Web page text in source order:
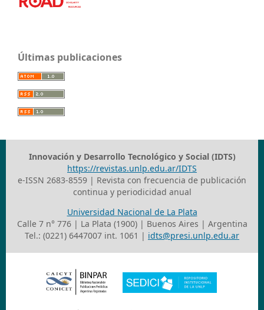
Últimas publicaciones
Innovación y Desarrollo Tecnológico y Social (IDTS)
https://revistas.unlp.edu.ar/IDTS
e-ISSN 2683-8559 | Revista con frecuencia de publicación
continua y periodicidad anual
Universidad Nacional de La Plata
Calle 7 n° 776 | La Plata (1900) | Buenos Aires | Argentina
Tel.: (0221) 6447007 int. 1061 | idts@presi.unlp.edu.ar